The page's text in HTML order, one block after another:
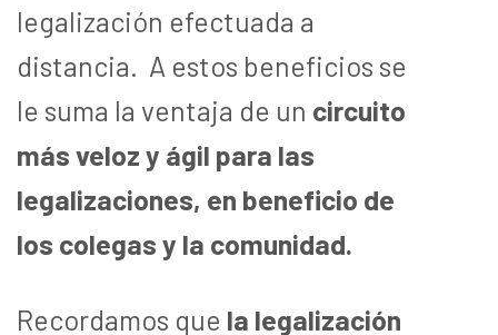
legalización efectuada a
distancia. A estos beneficios se
le suma la ventaja de un circuito
más veloz y ágil para las
legalizaciones, en beneficio de
los colegas y la comunidad.
Recordamos que la legalización